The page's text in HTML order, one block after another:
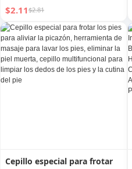
Bola para Apretar para
Ventilar para Niños, Mismo
Estilo de Lema Jiaqi,
Herramienta Útil para
Reducir la Presión
$2.11$2.81
Cepillo especial para frotar